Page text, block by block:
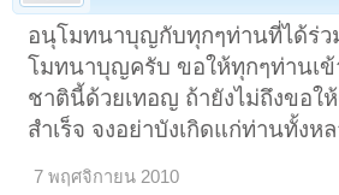
อนุโมทนาบุญกับทุกๆท่านที่ได้ร่
โมทนาบุญครับ ขอให้ทุกๆท่านเ
ชาตินี้ด้วยเทอญ ถ้ายังไม่ถึงขอใ
สำเร็จ จงอย่าบังเกิดแก่ท่านทั้งห
7 พฤศจิกายน 2010